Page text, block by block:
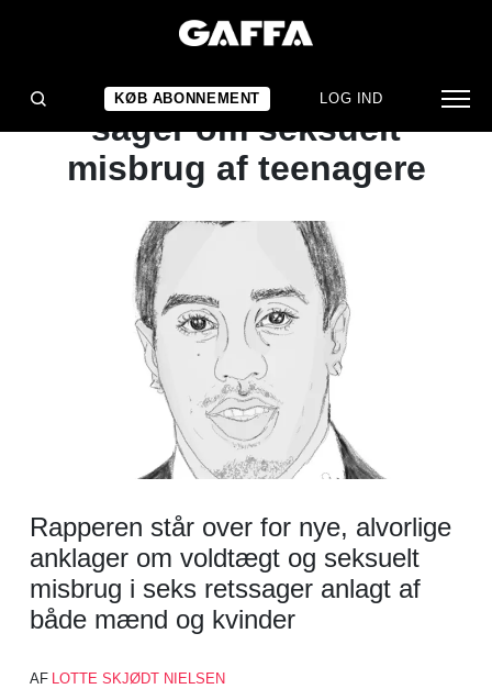
KØB ABONNEMENT LOG IND
NYHED
P. Diddy anklaget i flere
sager om seksuelt
misbrug af teenagere
Rapperen står over for nye, alvorlige
anklager om voldtægt og seksuelt
misbrug i seks retssager anlagt af
både mænd og kvinder
AF LOTTE SKJØDT NIELSEN